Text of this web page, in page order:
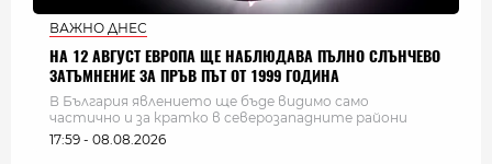
ВАЖНО ДНЕС
НА 12 АВГУСТ ЕВРОПА ЩЕ НАБЛЮДАВА ПЪЛНО СЛЪНЧЕВО
ЗАТЪМНЕНИЕ ЗА ПРЪВ ПЪТ ОТ 1999 ГОДИНА
В България явлението ще бъде видимо само
частично и за кратко в северозападните райони
17:59 - 08.08.2026